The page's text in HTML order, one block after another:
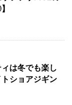
は冬でも楽し
ショアジギン